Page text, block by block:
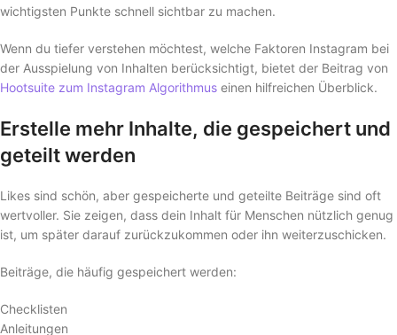
wichtigsten Punkte schnell sichtbar zu machen.
Wenn du tiefer verstehen möchtest, welche Faktoren Instagram bei
der Ausspielung von Inhalten berücksichtigt, bietet der Beitrag von
Hootsuite zum Instagram Algorithmus einen hilfreichen Überblick.
Erstelle mehr Inhalte, die gespeichert und
geteilt werden
Likes sind schön, aber gespeicherte und geteilte Beiträge sind oft
wertvoller. Sie zeigen, dass dein Inhalt für Menschen nützlich genug
ist, um später darauf zurückzukommen oder ihn weiterzuschicken.
Beiträge, die häufig gespeichert werden:
Checklisten
Anleitungen